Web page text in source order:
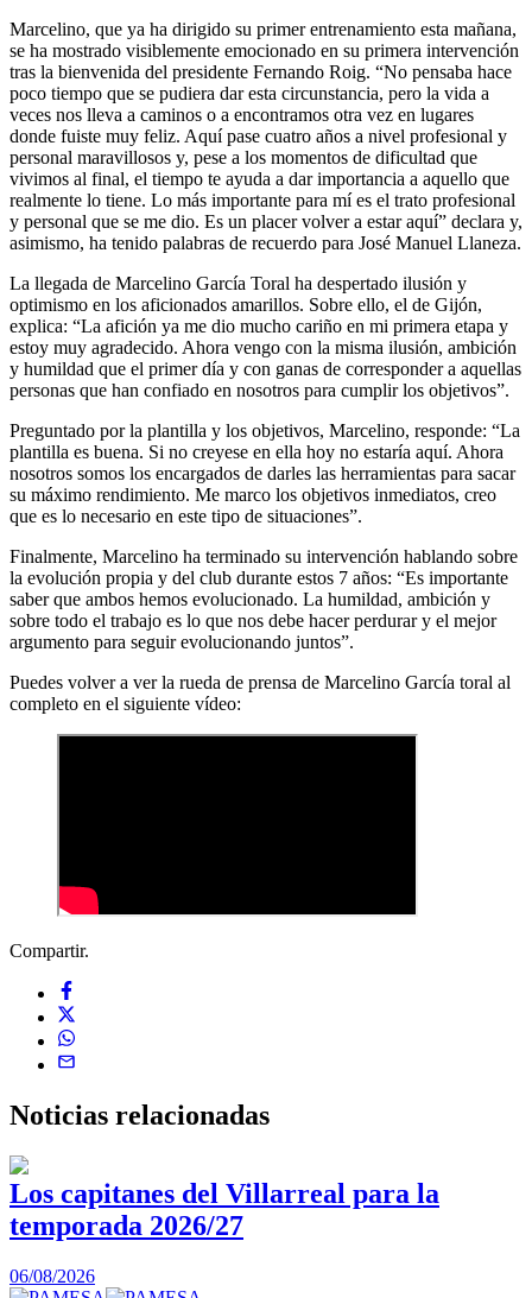
Marcelino, que ya ha dirigido su primer entrenamiento esta mañana,
se ha mostrado visiblemente emocionado en su primera intervención
tras la bienvenida del presidente Fernando Roig. “No pensaba hace
poco tiempo que se pudiera dar esta circunstancia, pero la vida a
veces nos lleva a caminos o a encontramos otra vez en lugares
donde fuiste muy feliz. Aquí pase cuatro años a nivel profesional y
personal maravillosos y, pese a los momentos de dificultad que
vivimos al final, el tiempo te ayuda a dar importancia a aquello que
realmente lo tiene. Lo más importante para mí es el trato profesional
y personal que se me dio. Es un placer volver a estar aquí” declara y,
asimismo, ha tenido palabras de recuerdo para José Manuel Llaneza.
La llegada de Marcelino García Toral ha despertado ilusión y
optimismo en los aficionados amarillos. Sobre ello, el de Gijón,
explica: “La afición ya me dio mucho cariño en mi primera etapa y
estoy muy agradecido. Ahora vengo con la misma ilusión, ambición
y humildad que el primer día y con ganas de corresponder a aquellas
personas que han confiado en nosotros para cumplir los objetivos”.
Preguntado por la plantilla y los objetivos, Marcelino, responde: “La
plantilla es buena. Si no creyese en ella hoy no estaría aquí. Ahora
nosotros somos los encargados de darles las herramientas para sacar
su máximo rendimiento. Me marco los objetivos inmediatos, creo
que es lo necesario en este tipo de situaciones”.
Finalmente, Marcelino ha terminado su intervención hablando sobre
la evolución propia y del club durante estos 7 años: “Es importante
saber que ambos hemos evolucionado. La humildad, ambición y
sobre todo el trabajo es lo que nos debe hacer perdurar y el mejor
argumento para seguir evolucionando juntos”.
Puedes volver a ver la rueda de prensa de Marcelino García toral al
completo en el siguiente vídeo:
Compartir.
Noticias relacionadas
Los capitanes del Villarreal para la
temporada 2026/27
06/08/2026